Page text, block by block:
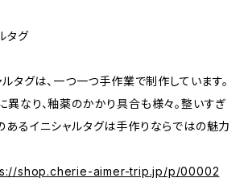
タグ
タグは、一つ一つ手作業で制作しています。
なり、釉薬のかかり具合も様々。整いすぎ
るイニシャルタグは手作りならではの魅力
shop.cherie-aimer-trip.jp/p/00002